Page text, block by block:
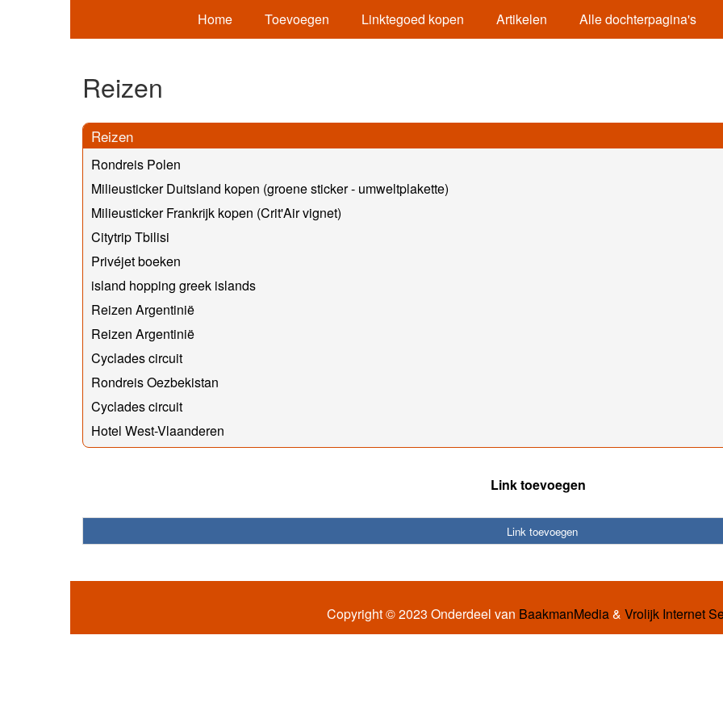
Home Toevoegen Linktegoed kopen Artikelen Alle dochterpagina's
Reizen
Reizen
Rondreis Polen
Milieusticker Duitsland kopen (groene sticker - umweltplakette)
Milieusticker Frankrijk kopen (Crit'Air vignet)
Citytrip Tbilisi
Privéjet boeken
island hopping greek islands
Reizen Argentinië
Reizen Argentinië
Cyclades circuit
Rondreis Oezbekistan
Cyclades circuit
Hotel West-Vlaanderen
Link toevoegen
Link toevoegen
Copyright © 2023 Onderdeel van BaakmanMedia& Vrolijk Internet